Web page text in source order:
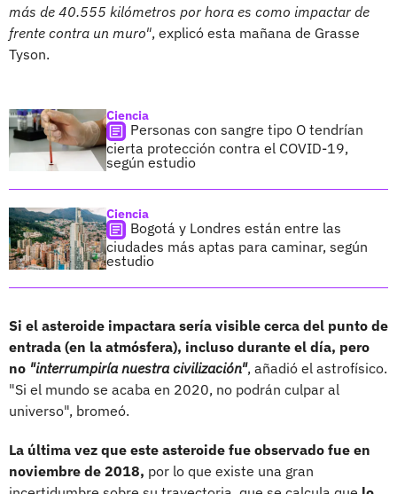
más de 40.555 kilómetros por hora es como impactar de
frente contra un muro", explicó esta mañana de Grasse
Tyson.
Ciencia
Personas con sangre tipo O tendrían
cierta protección contra el COVID-19,
según estudio
Ciencia
Bogotá y Londres están entre las
ciudades más aptas para caminar, según
estudio
Si el asteroide impactara sería visible cerca del punto de
entrada (en la atmósfera), incluso durante el día, pero
no "interrumpiría nuestra civilización", añadió el astrofísico.
"Si el mundo se acaba en 2020, no podrán culpar al
universo", bromeó.
La última vez que este asteroide fue observado fue en
noviembre de 2018, por lo que existe una gran